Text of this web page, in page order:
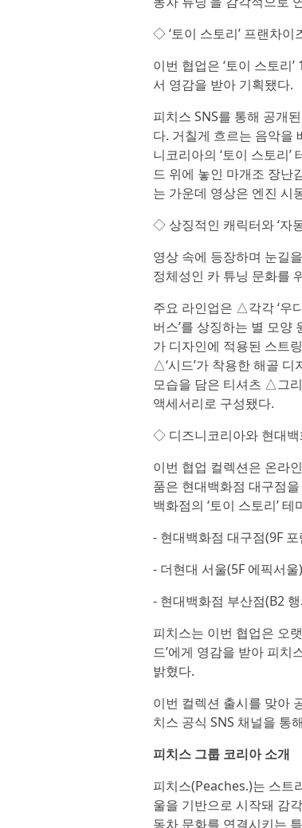
◇ ‘토이 스토리’ 프랜차
이번 협업은 ‘토이 스토리
서 영감을 받아 기획됐다.
피치스 SNS를 통해 공개
다. 거칠게 흐르는 음악을
니코리아의 ‘토이 스토리
드 위에 놓인 마개조 장난
는 가운데 영상은 엔진 시
◇ 상징적인 캐릭터와 ‘자
영상 속에 등장하며 눈길
정체성인 카 튜닝 문화를
주요 라인업은 △각각 ‘우
버스’를 상징하는 별 모양
가 디자인에 적용된 스트
△‘시드’가 착용한 해골
모습을 담은 티셔츠 △그
액세서리로 구성됐다.
◇ 디즈니코리아와 현대백
이번 협업 컬렉션은 온라
품은 현대백화점 대구점
백화점의 ‘토이 스토리’
- 현대백화점 대구점(9F
- 더현대 서울(5F 에픽서
- 현대백화점 부산점(B2
피치스는 이번 협업은 오
드’에게 영감을 받아 피치
밝혔다.
이번 컬렉션 출시를 맞아
치스 공식 SNS 채널을 통
피치스 그룹 코리아 소개
피치스(Peaches.)는 스트
울을 기반으로 시작돼 감
동차 문화를 연결시키는